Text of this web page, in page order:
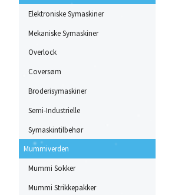
Elektroniske Symaskiner
Mekaniske Symaskiner
Overlock
Coversøm
Broderisymaskiner
Semi-Industrielle
Symaskintilbehør
Mummiverden
Mummi Sokker
Mummi Strikkepakker